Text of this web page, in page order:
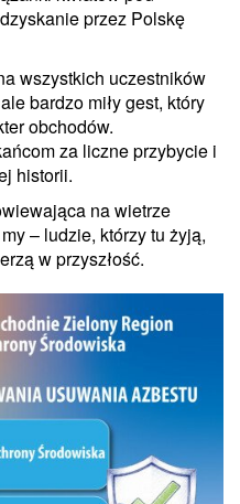
przez Polskę
wszystkich uczestników
bardzo miły gest, który
obchodów.
za liczne przybycie i
historii.
na wietrze
– ludzie, którzy tu żyją,
w przyszłość.